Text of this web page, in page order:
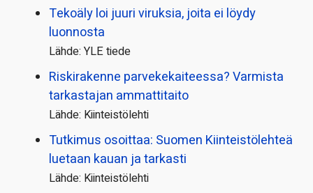
Tekoäly loi juuri viruksia, joita ei löydy
luonnosta
Lähde: YLE tiede
Riskirakenne parvekekaiteessa? Varmista
tarkastajan ammattitaito
Lähde: Kiinteistölehti
Tutkimus osoittaa: Suomen Kiinteistölehteä
luetaan kauan ja tarkasti
Lähde: Kiinteistölehti